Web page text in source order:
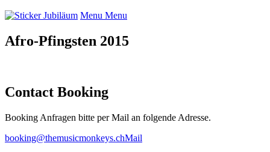
Menu Menu
Afro-Pfingsten 2015
Contact Booking
Booking Anfragen bitte per Mail an folgende Adresse.
booking@themusicmonkeys.chMail